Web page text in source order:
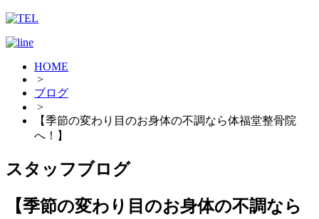
HOME
>
ブログ
>
【季節の変わり目のお身体の不調なら体福堂整骨院
へ！】
スタッフブログ
【季節の変わり目のお身体の不調なら